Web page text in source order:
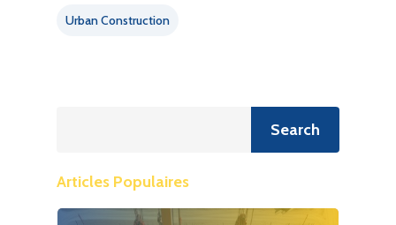
Urban Construction
Search
Articles Populaires